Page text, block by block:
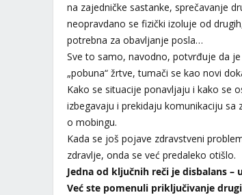
na zajedničke sastanke, sprečavanje
neopravdano se fizički izoluje od
potrebna za obavljanje posla…
Sve to samo, navodno, potvrđuje da
„pobuna“ žrtve, tumači se kao novi
Kako se situacije ponavljaju i kako se
izbegavaju i prekidaju komunikaciju
o mobingu.
Kada se još pojave zdravstveni
zdravlje, onda se već predaleko otišlo.
Jedna od ključnih reči je disbalans
Već ste pomenuli priključivanje